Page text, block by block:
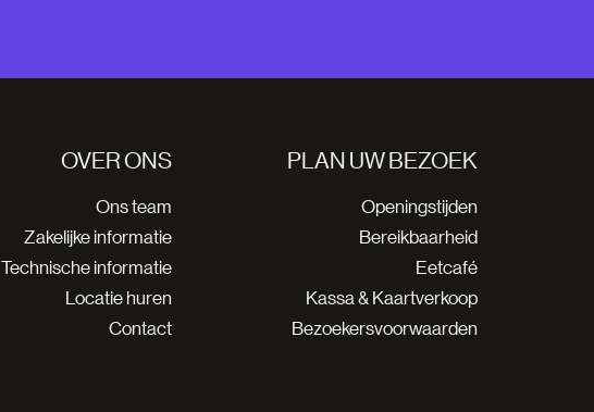
PLAN UW BEZOEK
Openingstijden
Bereikbaarheid
Eetcafé
Kassa & Kaartverkoop
Bezoekersvoorwaarden
OVER ONS
Ons team
Zakelijke informatie
Technische informatie
Locatie huren
Contact